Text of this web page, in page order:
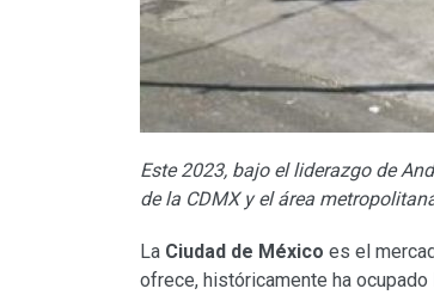
Este 2023, bajo el liderazgo de
de la CDMX y el área
La Ciudad de México es el
ofrece, históricamente ha